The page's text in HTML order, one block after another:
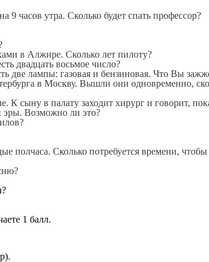
9 часов утра. Сколько будет спать профессор?
в Алжире. Сколько лет пилоту?
двадцать восьмое число?
две лампы: газовая и бензиновая. Что Вы
в Москву. Вышли они одновременно,
К сыну в палату заходит хирург и говорит,
Возможно ли это?
Сколько потребуется времени, чтобы
1 балл.